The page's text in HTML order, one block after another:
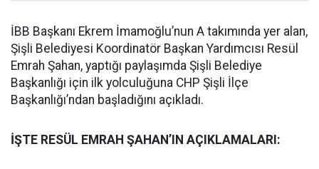
İBB Başkanı Ekrem İmamoğlu’nun A takımında yer alan,
Şişli Belediyesi Koordinatör Başkan Yardımcısı Resül
Emrah Şahan, yaptığı paylaşımda Şişli Belediye
Başkanlığı için ilk yolculuğuna CHP Şişli İlçe
Başkanlığı’ndan başladığını açıkladı.
İŞTE RESÜL EMRAH ŞAHAN’IN AÇIKLAMALARI: